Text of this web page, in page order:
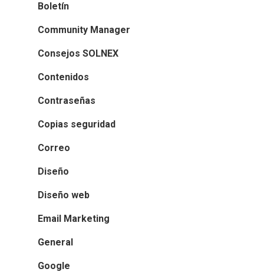
Boletín
Community Manager
Consejos SOLNEX
Contenidos
Contraseñas
Copias seguridad
Correo
Diseño
Diseño web
Email Marketing
General
Google